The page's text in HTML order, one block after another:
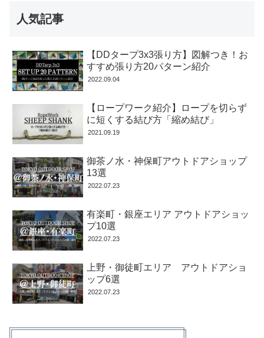
人気記事
【DDタープ3x3張り方】図解つき！お
すすめ張り方20パターン紹介
2022.09.04
【ロープワーク紹介】ロープを切らず
に短くする結び方「縮め結び」
2021.09.19
御茶ノ水・神保町アウトドアショップ
13選
2022.07.23
有楽町・銀座エリア アウトドアショッ
プ10選
2022.07.23
上野・御徒町エリア アウトドアショ
ップ6選
2022.07.23